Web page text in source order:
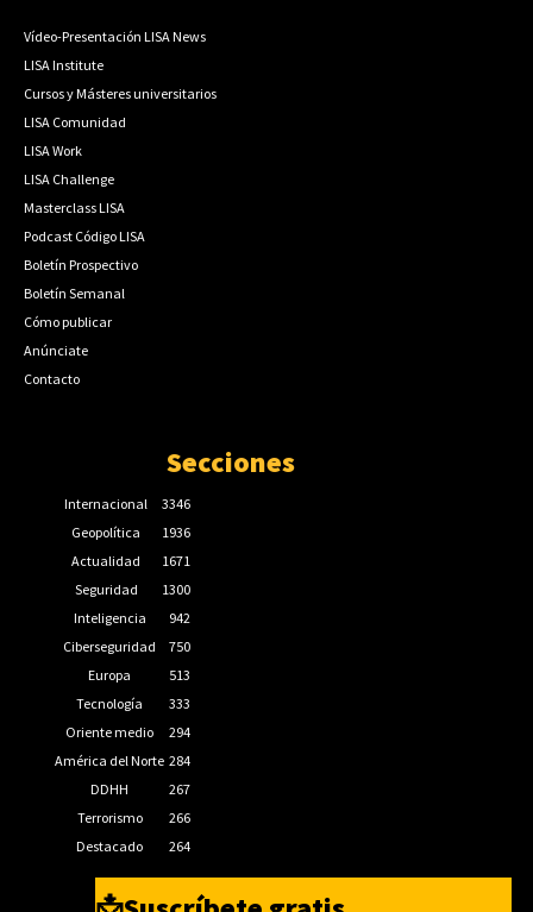
Vídeo-Presentación LISA News
LISA Institute
Cursos y Másteres universitarios
LISA Comunidad
LISA Work
LISA Challenge
Masterclass LISA
Podcast Código LISA
Boletín Prospectivo
Boletín Semanal
Cómo publicar
Anúnciate
Contacto
Secciones
Internacional
3346
Geopolítica
1936
Actualidad
1671
Seguridad
1300
Inteligencia
942
Ciberseguridad
750
Europa
513
Tecnología
333
Oriente medio
294
América del Norte 284
DDHH
267
Terrorismo
266
Destacado
264